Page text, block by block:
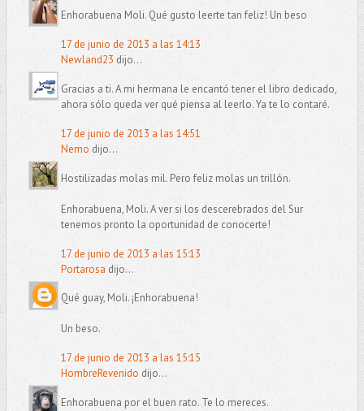
Enhorabuena Moli. Qué gusto leerte tan feliz! Un beso
17 de junio de 2013 a las 14:13
Newland23 dijo...
Gracias a ti. A mi hermana le encantó tener el libro dedicado,
ahora sólo queda ver qué piensa al leerlo. Ya te lo contaré.
17 de junio de 2013 a las 14:51
Nemo dijo...
Hostilizadas molas mil. Pero feliz molas un trillón.
Enhorabuena, Moli. A ver si los descerebrados del Sur
tenemos pronto la oportunidad de conocerte!
17 de junio de 2013 a las 15:13
Portarosa dijo...
Qué guay, Moli. ¡Enhorabuena!
Un beso.
17 de junio de 2013 a las 15:15
HombreRevenido dijo...
Enhorabuena por el buen rato. Te lo mereces.